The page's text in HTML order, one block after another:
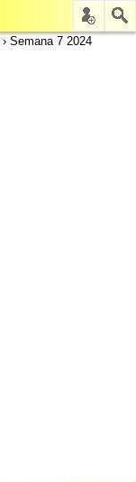
› Semana 7 2024